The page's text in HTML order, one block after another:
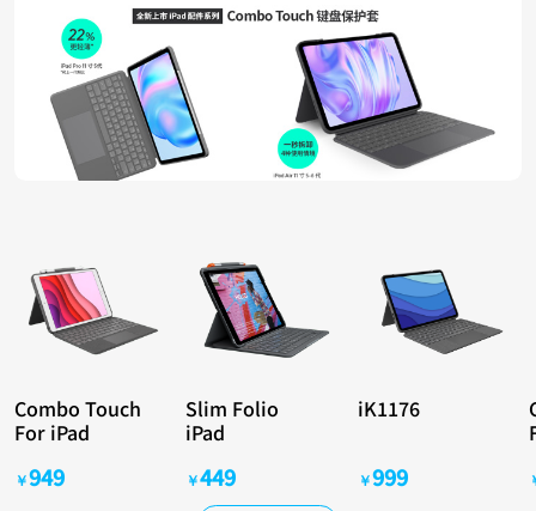
Combo Touch
For iPad
￥949
Slim Folio
iPad
￥449
iK1176
￥999